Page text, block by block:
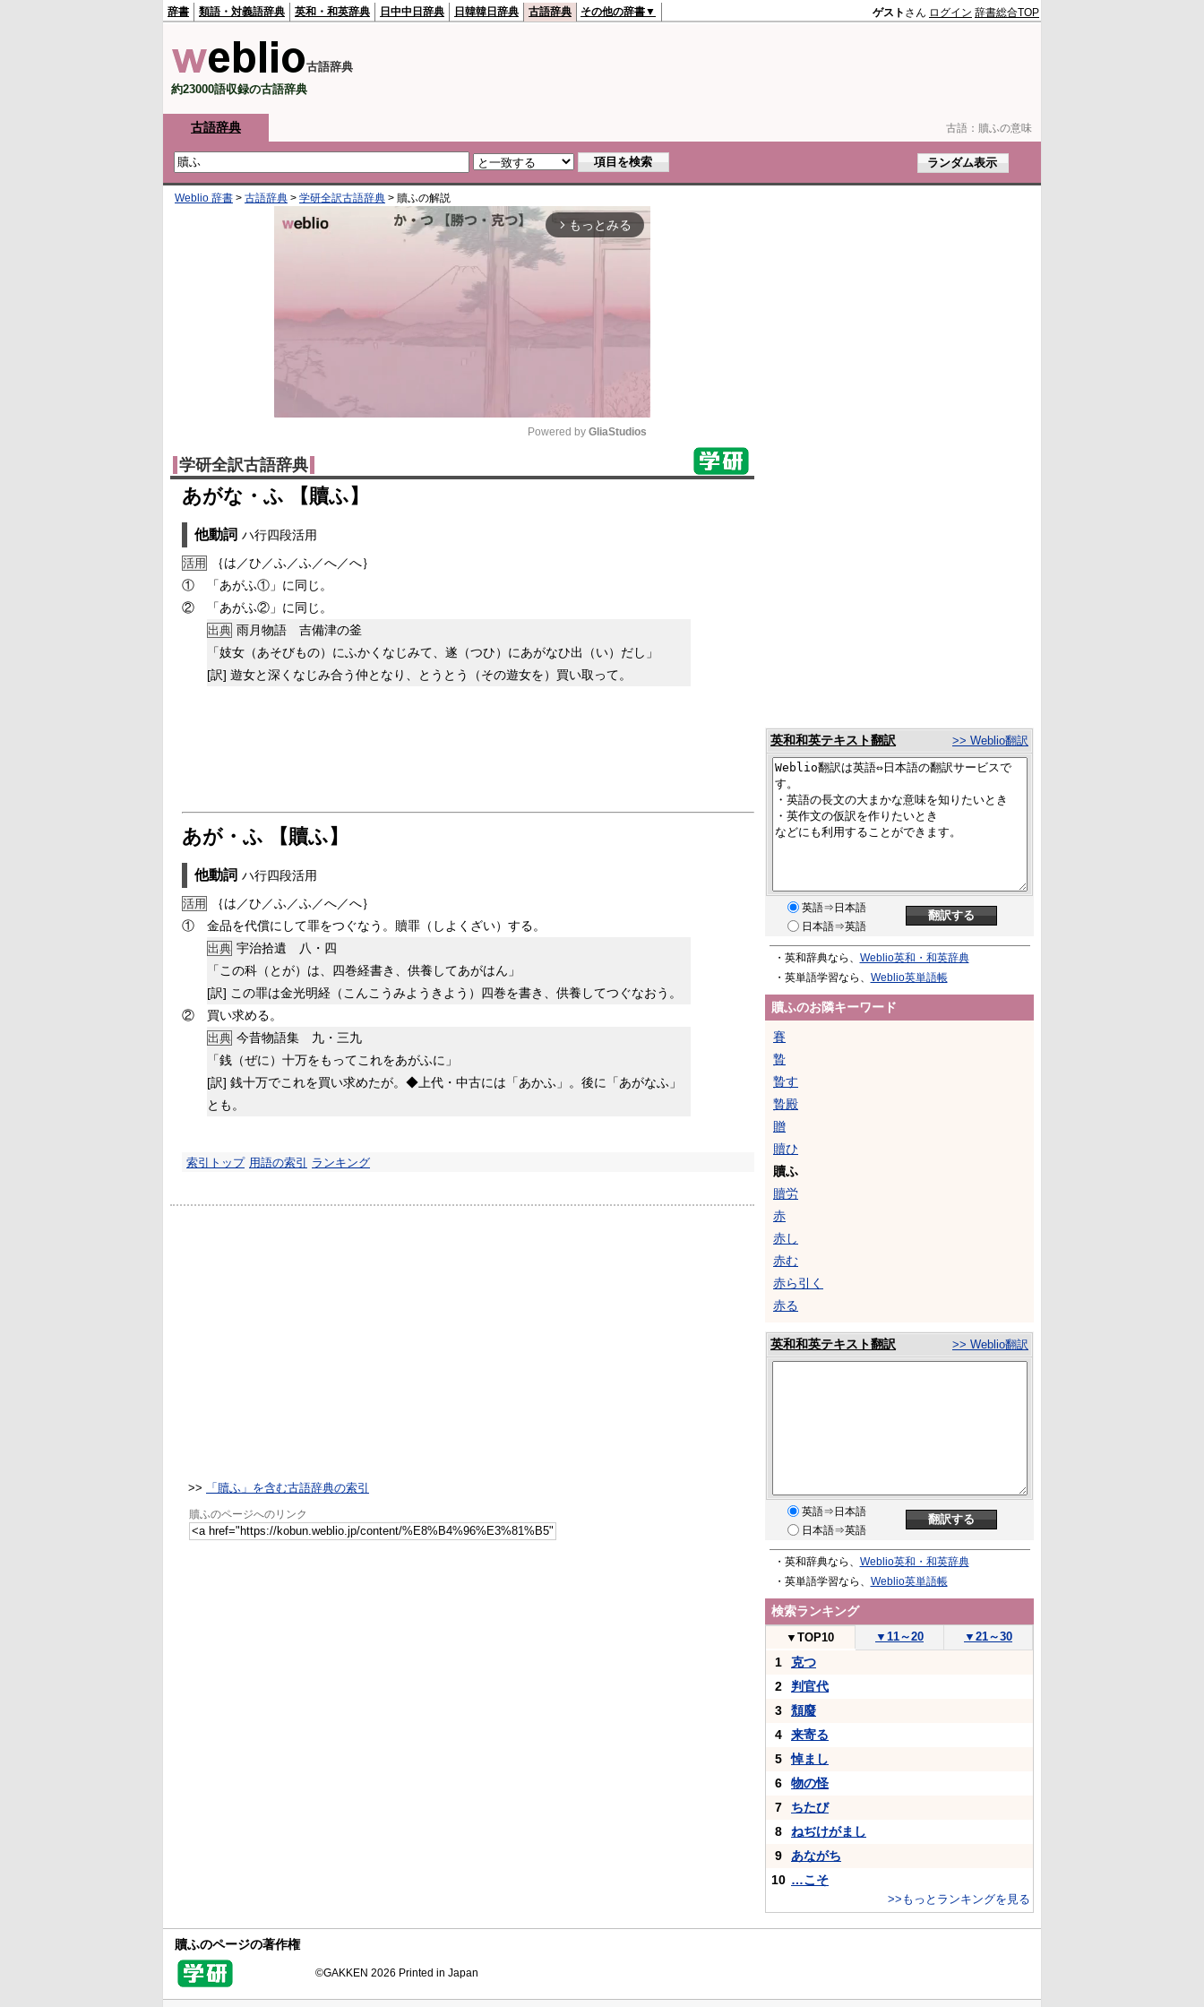
古語： 贖ふの意味
辞書 類語・対義語辞典 英和・和英辞典 日中中日辞典 日韓韓日辞典 古語辞典 その他の辞書▼ ゲスト さん ログイン 辞書総合TOP
古語辞典
約23000語収録の古語辞典
古語辞典
Weblio 辞書 > 古語辞典 > 学研全訳古語辞典 > 贖ふの解説
arrow_forward_ios もっとみる
Mute
Powered by GliaStudios
学研全訳古語辞典
あがな・ふ 【贖ふ】
他動詞 ハ行四段活用
活用
｛は／ひ／ふ／ふ／へ／へ｝
①
「あがふ① 」に同じ。
②
「あがふ② 」に同じ。
出典 雨月物語 吉備津の釜
「妓女（あそびもの）にふかくなじみて、遂（つひ）にあがなひ出（い）だし」
[訳] 遊女と深くなじみ合う仲となり、とうとう（その遊女を）買い取って。
あが・ふ 【贖ふ】
他動詞 ハ行四段活用
活用
｛は／ひ／ふ／ふ／へ／へ｝
①
金品を代償にして罪をつぐなう。贖罪（しよくざい）する。
出典 宇治拾遺 八・四
「この科（とが）は、四巻経書き、供養してあがはん」
[訳] この罪は金光明経（こんこうみようきよう）四巻を書き、供養してつぐなおう。
②
買い求める。
出典 今昔物語集 九・三九
「銭（ぜに）十万をもってこれをあがふに」
[訳] 銭十万でこれを買い求めたが。◆上代・中古には「あかふ」。後に「あがなふ」
とも。
索引トップ 用語の索引 ランキング
>> 「贖ふ」を含む古語辞典の索引
贖ふのページへのリンク
英和和英テキスト翻訳 >> Weblio翻訳
英語⇒日本語
日本語⇒英語
・英和辞典なら、 Weblio英和・和英辞典
・英単語学習なら、 Weblio英単語帳
贖ふのお隣キーワード
賽
贄
贄す
贄殿
贈
贖ひ
贖ふ
贖労
赤
赤し
赤む
赤ら引く
赤る
英和和英テキスト翻訳 >> Weblio翻訳
英語⇒日本語
日本語⇒英語
・英和辞典なら、 Weblio英和・和英辞典
・英単語学習なら、 Weblio英単語帳
検索ランキング
▼ TOP10 ▼ 11～20 ▼ 21～30
1
克つ
2
判官代
3
頽廢
4
来寄る
5
悼まし
6
物の怪
7
ちたび
8
ねぢけがまし
9
あながち
10 …こそ
>>もっとランキングを見る
贖ふのページの著作権
©GAKKEN 2026 Printed in Japan